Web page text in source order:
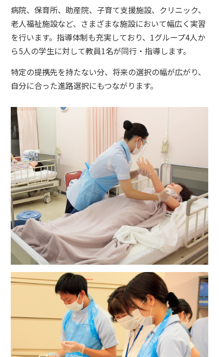
病院、保育所、助産院、子育て支援施設、クリニック、
老人福祉施設など、さまざまな施設において幅広く実習
を行います。指導体制も充実しており、1グループ4人か
ら5人の学生に対して教員1名が同行・指導します。
特定の提携先を持たない分、将来の選択の幅が広がり、
自分に合った進路選択にもつながります。